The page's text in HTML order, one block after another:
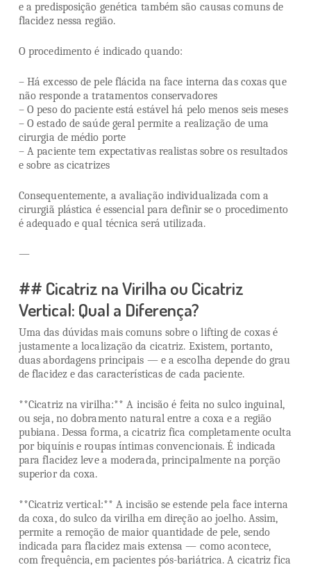
e a predisposição genética também são causas comuns de
flacidez nessa região.
O procedimento é indicado quando:
– Há excesso de pele flácida na face interna das coxas que
não responde a tratamentos conservadores
– O peso do paciente está estável há pelo menos seis meses
– O estado de saúde geral permite a realização de uma
cirurgia de médio porte
– A paciente tem expectativas realistas sobre os resultados
e sobre as cicatrizes
Consequentemente, a avaliação individualizada com a
cirurgiã plástica é essencial para definir se o procedimento
é adequado e qual técnica será utilizada.
—
## Cicatriz na Virilha ou Cicatriz
Vertical: Qual a Diferença?
Uma das dúvidas mais comuns sobre o lifting de coxas é
justamente a localização da cicatriz. Existem, portanto,
duas abordagens principais — e a escolha depende do grau
de flacidez e das características de cada paciente.
**Cicatriz na virilha:** A incisão é feita no sulco inguinal,
ou seja, no dobramento natural entre a coxa e a região
pubiana. Dessa forma, a cicatriz fica completamente oculta
por biquínis e roupas íntimas convencionais. É indicada
para flacidez leve a moderada, principalmente na porção
superior da coxa.
**Cicatriz vertical:** A incisão se estende pela face interna
da coxa, do sulco da virilha em direção ao joelho. Assim,
permite a remoção de maior quantidade de pele, sendo
indicada para flacidez mais extensa — como acontece,
com frequência, em pacientes pós-bariátrica. A cicatriz fica